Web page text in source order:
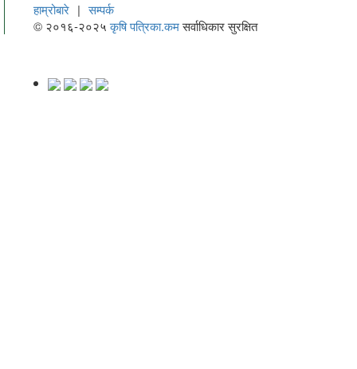
हाम्रोबारे | सम्पर्क
© २०१६-२०२५कृषि पत्रिका.कमसर्वाधिकार सुरक्षित